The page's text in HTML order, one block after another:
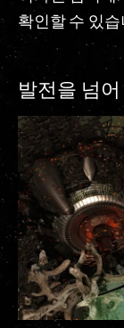
확인할 수 있습
발전을 넘